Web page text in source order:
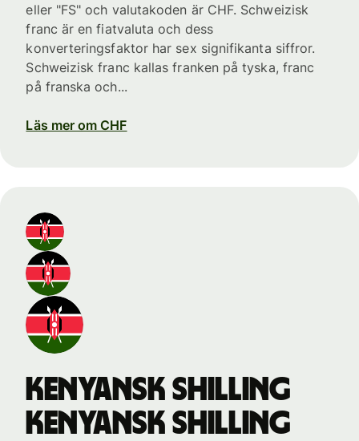
eller "FS" och valutakoden är CHF. Schweizisk
franc är en fiatvaluta och dess
konverteringsfaktor har sex signifikanta siffror.
Schweizisk franc kallas franken på tyska, franc
på franska och...
Läs mer om CHF
kenyansk shilling
kenyansk shilling